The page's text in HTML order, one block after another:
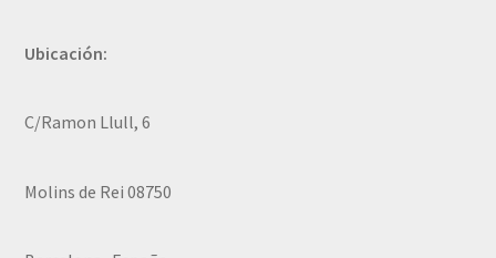
Ubicación:
C/Ramon Llull, 6
Molins de Rei 08750